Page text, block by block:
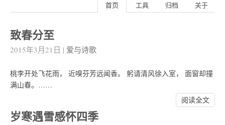
首页 工具 归档 关于
致春分至
2015年3月21日 | 爱与诗歌
桃李开处飞花雨， 近嗅芬芳远闻香。 躬请清风徐入室， 面窗却撞
满山春。……
阅读全文
岁寒遇雪感怀四季